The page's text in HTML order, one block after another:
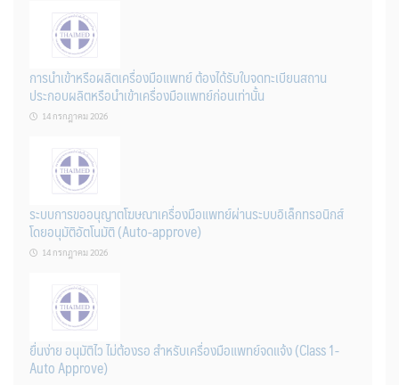
การนำเข้าหรือผลิตเครื่องมือแพทย์ ต้องได้รับใบจดทะเบียนสถาน
ประกอบผลิตหรือนำเข้าเครื่องมือแพทย์ก่อนเท่านั้น
14 กรกฎาคม 2026
ระบบการขออนุญาตโฆษณาเครื่องมือแพทย์ผ่านระบบอิเล็กทรอนิกส์
โดยอนุมัติอัตโนมัติ (Auto-approve)
14 กรกฎาคม 2026
ยื่นง่าย อนุมัติไว ไม่ต้องรอ สำหรับเครื่องมือแพทย์จดแจ้ง (Class 1-
Auto Approve)